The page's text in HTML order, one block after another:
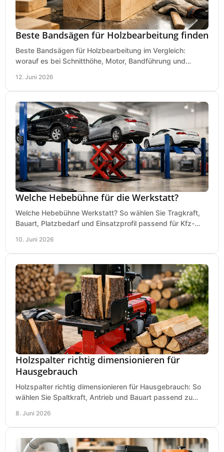
Beste Bandsägen für Holzbearbeitung finden
Beste Bandsägen für Holzbearbeitung im Vergleich:
worauf es bei Schnitthöhe, Motor, Bandführung und
12. Juni 2026
Welche Hebebühne für die Werkstatt?
Welche Hebebühne Werkstatt? So wählen Sie Tragkraft,
Bauart, Platzbedarf und Einsatzprofil passend für Kfz-
10. Juni 2026
Holzspalter richtig dimensionieren für
Hausgebrauch
Holzspalter richtig dimensionieren für Hausgebrauch: So
wählen Sie Spaltkraft, Antrieb und Bauart passend zu
8. Juni 2026